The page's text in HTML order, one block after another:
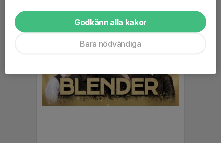
Godkänn alla kakor
Bara nödvändiga